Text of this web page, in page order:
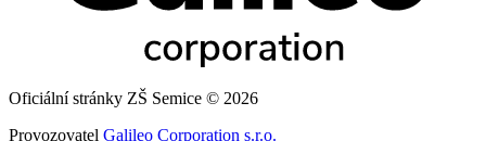
Oficiální stránky ZŠ Semice © 2026
Provozovatel Galileo Corporation s.r.o.